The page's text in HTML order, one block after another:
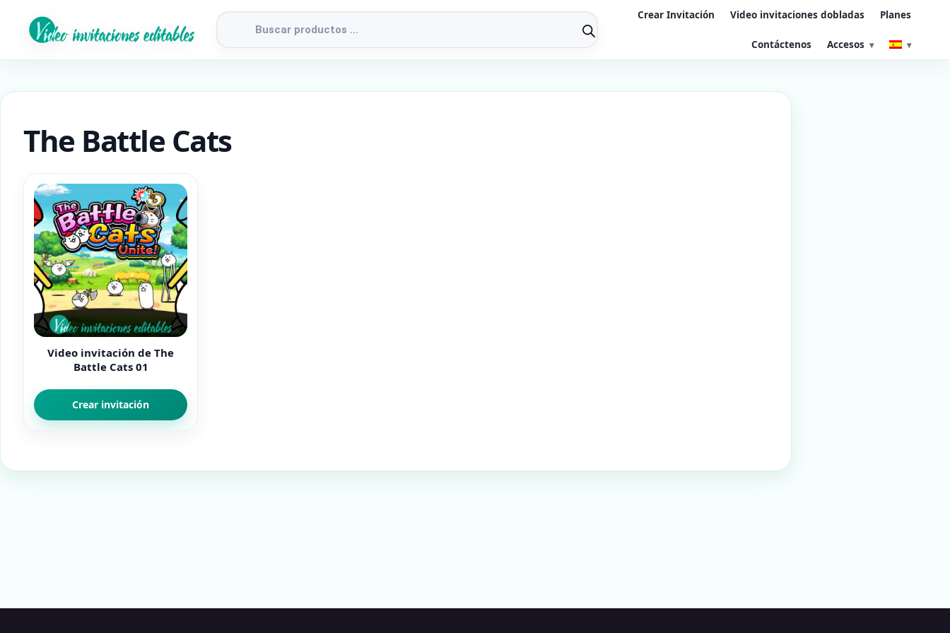
Búsqueda
productos
Crear Invitación Video invitaciones dobladas Planes
Contáctenos Accesos
The Battle Cats
Video invitación de The
Battle Cats 01
Crear invitación